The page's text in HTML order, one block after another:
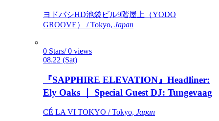
ヨドバシHD池袋ビル9階屋上（YODO
GROOVE） / Tokyo, Japan
0 Stars/ 0 views
08.22 (Sat)
『SAPPHIRE ELEVATION』Headliner:
Ely Oaks ｜ Special Guest DJ: Tungevaag
CÉ LA VI TOKYO / Tokyo, Japan